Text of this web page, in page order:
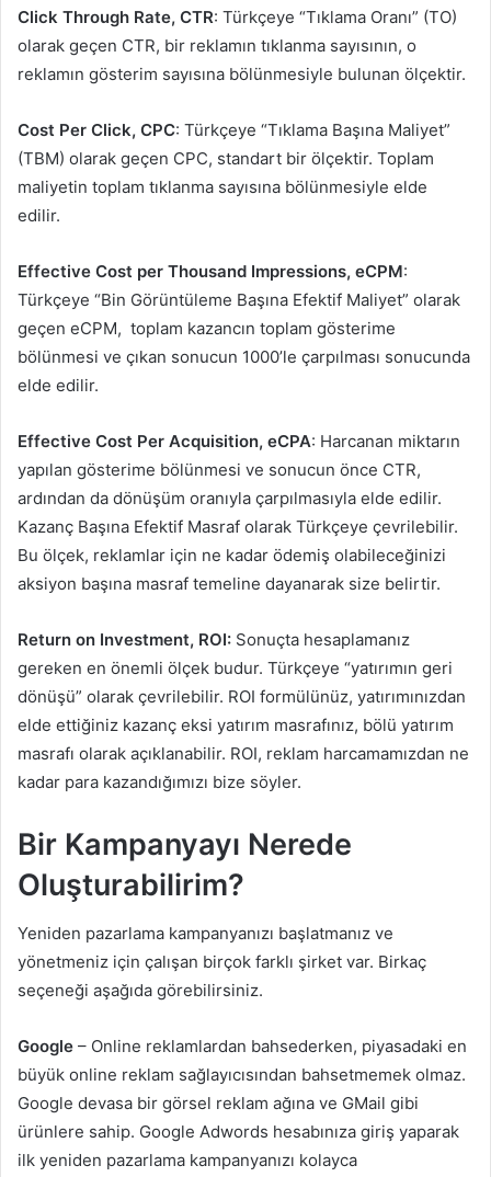
Click Through Rate, CTR: Türkçeye “Tıklama Oranı” (TO)
olarak geçen CTR, bir reklamın tıklanma sayısının, o
reklamın gösterim sayısına bölünmesiyle bulunan ölçektir.
Cost Per Click, CPC: Türkçeye “Tıklama Başına Maliyet”
(TBM) olarak geçen CPC, standart bir ölçektir. Toplam
maliyetin toplam tıklanma sayısına bölünmesiyle elde
edilir.
Effective Cost per Thousand Impressions, eCPM:
Türkçeye “Bin Görüntüleme Başına Efektif Maliyet” olarak
geçen eCPM, toplam kazancın toplam gösterime
bölünmesi ve çıkan sonucun 1000’le çarpılması sonucunda
elde edilir.
Effective Cost Per Acquisition, eCPA: Harcanan miktarın
yapılan gösterime bölünmesi ve sonucun önce CTR,
ardından da dönüşüm oranıyla çarpılmasıyla elde edilir.
Kazanç Başına Efektif Masraf olarak Türkçeye çevrilebilir.
Bu ölçek, reklamlar için ne kadar ödemiş olabileceğinizi
aksiyon başına masraf temeline dayanarak size belirtir.
Return on Investment, ROI: Sonuçta hesaplamanız
gereken en önemli ölçek budur. Türkçeye “yatırımın geri
dönüşü” olarak çevrilebilir. ROI formülünüz, yatırımınızdan
elde ettiğiniz kazanç eksi yatırım masrafınız, bölü yatırım
masrafı olarak açıklanabilir. ROI, reklam harcamamızdan ne
kadar para kazandığımızı bize söyler.
Bir Kampanyayı Nerede
Oluşturabilirim?
Yeniden pazarlama kampanyanızı başlatmanız ve
yönetmeniz için çalışan birçok farklı şirket var. Birkaç
seçeneği aşağıda görebilirsiniz.
Google – Online reklamlardan bahsederken, piyasadaki en
büyük online reklam sağlayıcısından bahsetmemek olmaz.
Google devasa bir görsel reklam ağına ve GMail gibi
ürünlere sahip. Google Adwords hesabınıza giriş yaparak
ilk yeniden pazarlama kampanyanızı kolayca